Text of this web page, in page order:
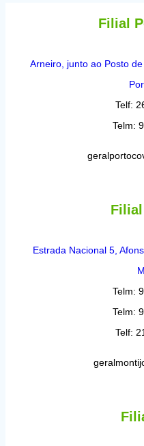
Filial
Arneiro, junto ao Posto
Telf:
Telm:
Estrada Nacional 5,
Telm:
Telm:
Telf: